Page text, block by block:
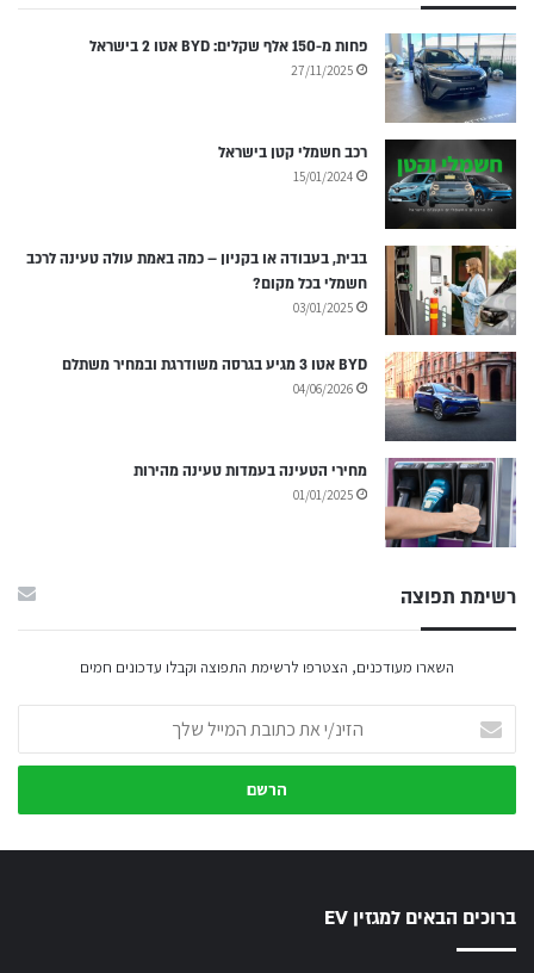
פחות מ-150 אלף שקלים: BYD אטו 2 בישראל
27/11/2025
רכב חשמלי קטן בישראל
15/01/2024
בבית, בעבודה או בקניון – כמה באמת עולה טעינה לרכב
חשמלי בכל מקום?
03/01/2025
BYD אטו 3 מגיע בגרסה משודרגת ובמחיר משתלם
04/06/2026
מחירי הטעינה בעמדות טעינה מהירות
01/01/2025
רשימת תפוצה
השארו מעודכנים, הצטרפו לרשימת התפוצה וקבלו עדכונים חמים
הזינ/י
את
כתובת
שלך
ברוכים הבאים למגזין EV